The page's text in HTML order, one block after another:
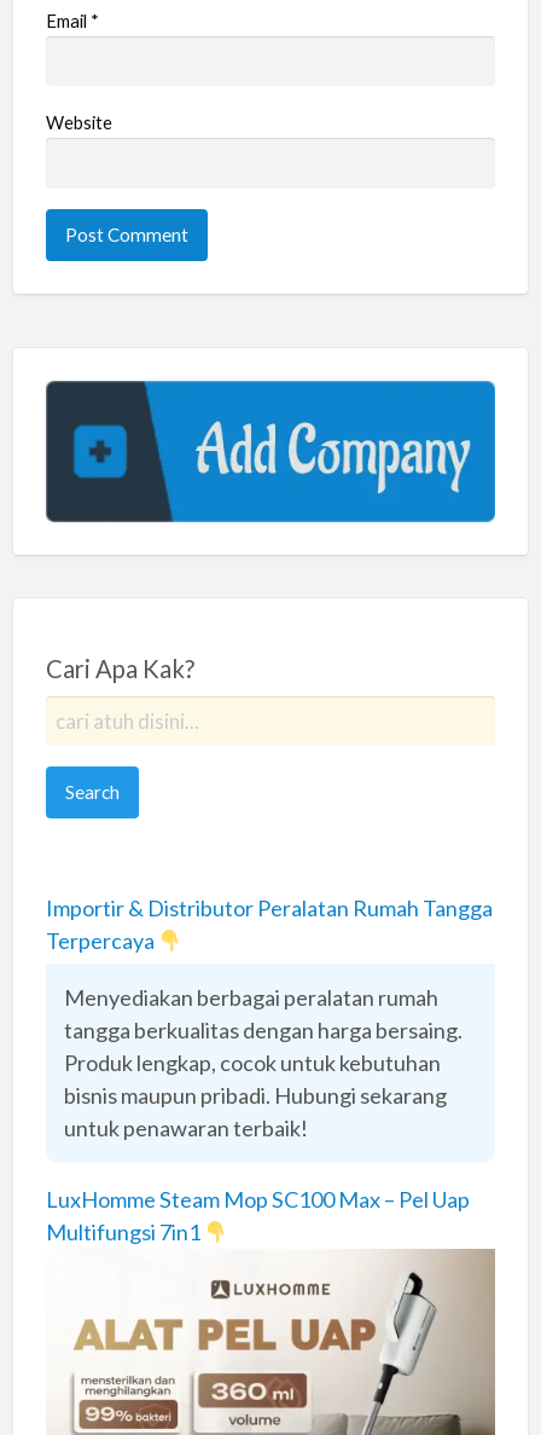
Email *
Website
Cari Apa Kak?
Importir & Distributor Peralatan Rumah Tangga
Terpercaya
Menyediakan berbagai peralatan rumah
tangga berkualitas dengan harga bersaing.
Produk lengkap, cocok untuk kebutuhan
bisnis maupun pribadi. Hubungi sekarang
untuk penawaran terbaik!
LuxHomme Steam Mop SC100 Max – Pel Uap
Multifungsi 7in1